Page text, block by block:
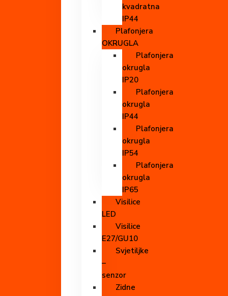
kvadratna
IP44
Plafonjera
OKRUGLA
Plafonjera
okrugla
IP20
Plafonjera
okrugla
IP44
Plafonjera
okrugla
IP54
Plafonjera
okrugla
IP65
Visilice
LED
Visilice
E27/GU10
Svjetiljke
–
senzor
Zidne